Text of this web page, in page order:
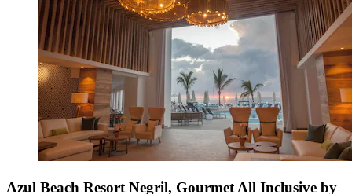
Azul Beach Resort Negril, Gourmet All Inclusive by